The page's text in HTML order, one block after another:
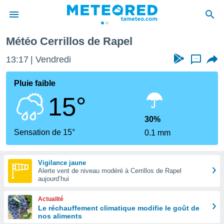
de
Météo Cerrillos de Rapel
13:17 Vendredi ...
Pluie faible
15°
Sensation de 15°
30%
0.1 mm
Vigilance jaune
Alerte vent de niveau modéré à Cerrillos de Rapel
aujourd’hui
Actualité
Le réchauffement climatique modifie le goût de
nos aliments